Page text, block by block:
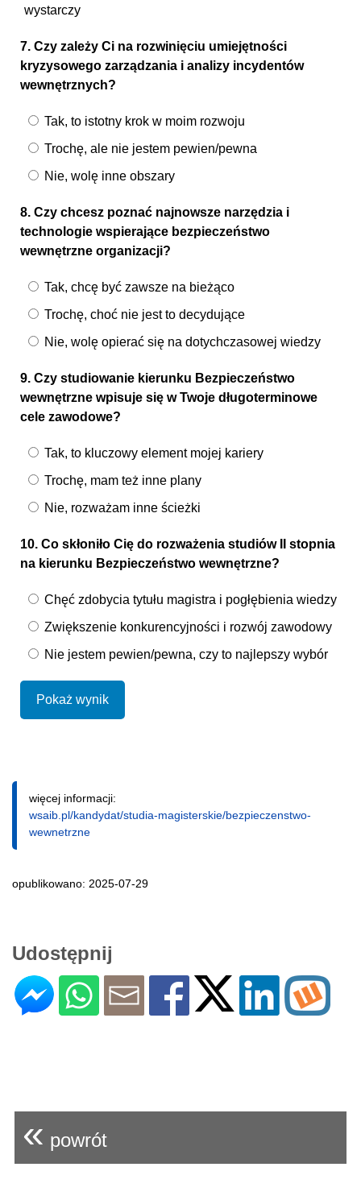
wystarczy
7. Czy zależy Ci na rozwinięciu umiejętności
kryzysowego zarządzania i analizy incydentów
wewnętrznych?
Tak, to istotny krok w moim rozwoju
Trochę, ale nie jestem pewien/pewna
Nie, wolę inne obszary
8. Czy chcesz poznać najnowsze narzędzia i
technologie wspierające bezpieczeństwo
wewnętrzne organizacji?
Tak, chcę być zawsze na bieżąco
Trochę, choć nie jest to decydujące
Nie, wolę opierać się na dotychczasowej wiedzy
9. Czy studiowanie kierunku Bezpieczeństwo
wewnętrzne wpisuje się w Twoje długoterminowe
cele zawodowe?
Tak, to kluczowy element mojej kariery
Trochę, mam też inne plany
Nie, rozważam inne ścieżki
10. Co skłoniło Cię do rozważenia studiów II stopnia
na kierunku Bezpieczeństwo wewnętrzne?
Chęć zdobycia tytułu magistra i pogłębienia wiedzy
Zwiększenie konkurencyjności i rozwój zawodowy
Nie jestem pewien/pewna, czy to najlepszy wybór
Pokaż wynik
więcej informacji:
wsaib.pl/kandydat/studia-magisterskie/bezpieczenstwo-
wewnetrzne
opublikowano: 2025-07-29
Udostępnij
« powrót